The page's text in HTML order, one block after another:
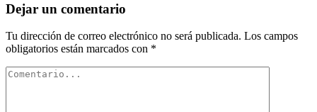
Dejar un comentario
Tu dirección de correo electrónico no será publicada. Los campos
obligatorios están marcados con *